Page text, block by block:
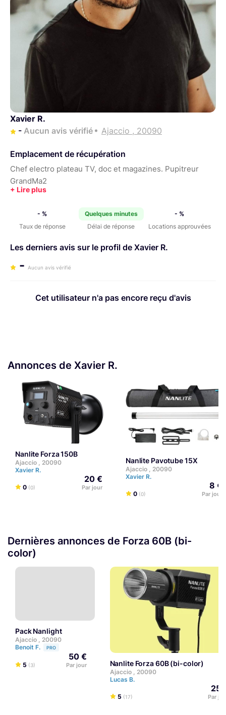
Xavier R.
- Aucun avis vérifié Ajaccio , 20090
Emplacement de récupération
Chef electro plateau TV, doc et magazines. Pupitreur
GrandMa2
- %
Taux de réponse
Quelques minutes
Délai de réponse
- %
Locations approuvées
Les derniers avis sur le profil de Xavier R.
- Aucun avis vérifié
Cet utilisateur n'a pas encore reçu d'avis
Annonces de Xavier R.
Nanlite Forza 150B
Ajaccio , 20090
Xavier R.
0 (0)
20 €
Par jour
Nanlite Pavotube 15X
Ajaccio , 20090
Xavier R.
0 (0)
8 €
Par jour
Dernières annonces de Forza 60B (bi-
color)
Pack Nanlight
Ajaccio , 20090
Benoit F.
PRO
5 (3)
50 €
Par jour Nanlite Forza 60B (bi-color)
Ajaccio , 20090
Lucas B.
5 (17)
25
Par